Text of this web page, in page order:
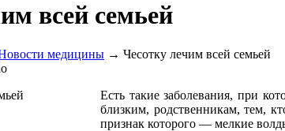
всей семьей
медицины → Чесотку лечим всей семьей
Есть такие заболевания, при
близким, родственникам, тем,
признак которого — мелкие